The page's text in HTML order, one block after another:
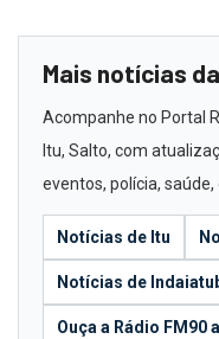
Mais notícias
Acompanhe no Portal
Itu, Salto, com
eventos, polícia,
Notícias de Itu
Notícias de
Ouça a Rádio FM90